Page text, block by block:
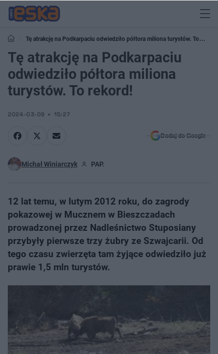
Tę atrakcję na Podkarpaciu odwiedziło półtora miliona turystów. To
rekord!
Tę atrakcję na Podkarpaciu
odwiedziło półtora miliona
turystów. To rekord!
2024-03-09 15:27
Dodaj do Google
Michał Winiarczyk PAP.
12 lat temu, w lutym 2012 roku, do zagrody
pokazowej w Mucznem w Bieszczadach
prowadzonej przez Nadleśnictwo Stuposiany
przybyły pierwsze trzy żubry ze Szwajcarii. Od
tego czasu zwierzęta tam żyjące odwiedziło już
prawie 1,5 mln turystów.